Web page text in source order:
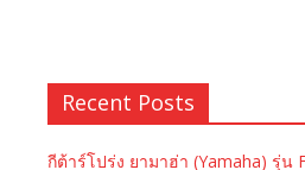
Recent Posts
กีต้าร์โปร่ง ยามาฮ่า (Yamaha) รุ่น